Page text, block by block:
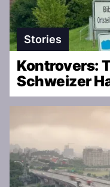
Stories
Kontrovers:
Schweizer